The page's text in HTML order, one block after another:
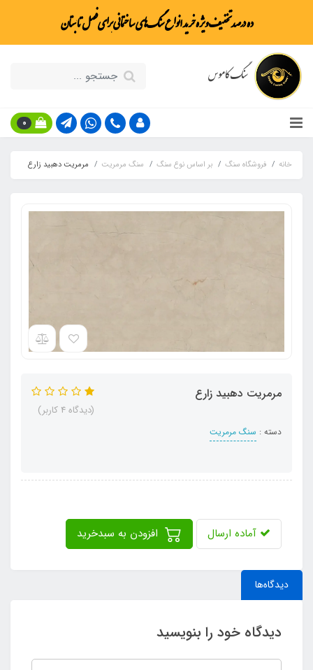
ده درصد تخفیف ویژه خرید انواع سنگ‌های ساختمانی برای فصل تابستان
سنگ کاموس
0
خانه فروشگاه سنگ بر اساس نوع سنگ سنگ مرمریت مرمریت دهبید زارع
مرمریت دهبید زارع
دسته : سنگ مرمریت
(دیدگاه 4 کاربر)
آماده ارسال
دیدگاه‌ها
دیدگاه خود را بنویسید